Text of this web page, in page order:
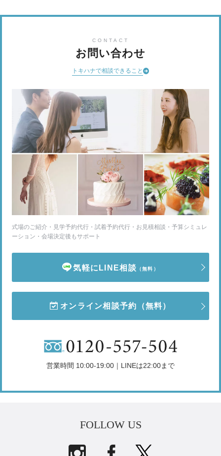
CONTACT
お問い合わせ
トキハナで相談できること
式場のご紹介・見学予約代行・試着予約代行・お見積相談・予算シミュレ
ーション・会場決定後もサポート
気軽にLINE相談 （無料）
オンライン相談予約 （無料）
営業時間 10:00-19:00｜LINEは22:00まで
FOLLOW US